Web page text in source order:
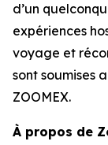
d’un
expériences
voyage et
sont soumises
ZOOMEX.
À propos de